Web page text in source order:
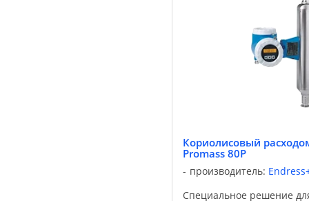
Кориолисовый
Promass 80P
производитель:
Специальное решение